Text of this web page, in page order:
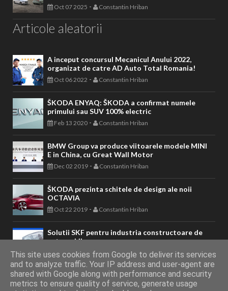
Oct 07 2025 - Constantin Hriban
Articole aleatorii
A inceput concursul Mecanicul Anului 2022,
organizat de catre AD Auto Total Romania!
Oct 06 2022 - Constantin Hriban
ŠKODA ENYAQ: ŠKODA a confirmat numele
primului sau SUV 100% electric
Feb 13 2020 - Constantin Hriban
BMW Group va produce viitoarele modele MINI
E in China, cu Great Wall Motor
Dec 02 2019 - Constantin Hriban
ŠKODA prezinta schitele de design ale noii
OCTAVIA
Oct 22 2019 - Constantin Hriban
Solutii SKF pentru industria constructoare de
automobile
Sep 13 2019- Constantin Hriban
This site uses cookies from Google to deliver its services
and to analyze traffic. Your IP address and user-agent are
shared with Google along with performance and security
metrics to ensure quality of service, generate usage